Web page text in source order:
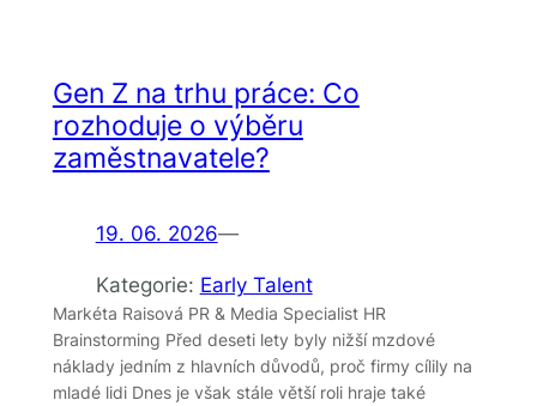
Gen Z na trhu práce: Co
rozhoduje o výběru
zaměstnavatele?
19. 06. 2026—
Kategorie: Early Talent
Markéta Raisová PR & Media Specialist HR
Brainstorming Před deseti lety byly nižší mzdové
náklady jedním z hlavních důvodů, proč firmy cílily na
mladé lidi Dnes je však stále větší roli hraje také